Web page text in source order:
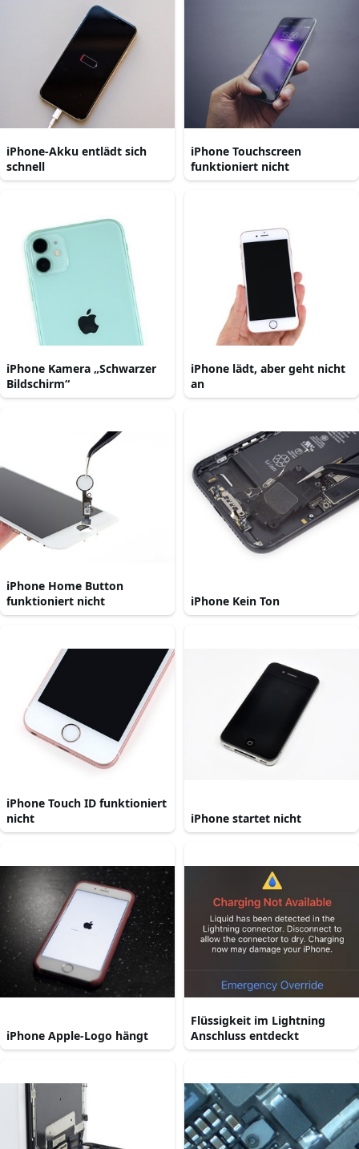
iPhone-Akku entlädt sich
schnell
iPhone Touchscreen
funktioniert nicht
iPhone Kamera „Schwarzer
Bildschirm“
iPhone lädt, aber geht nicht
an
iPhone Home Button
funktioniert nicht
iPhone Kein Ton
iPhone Touch ID funktioniert
nicht
iPhone startet nicht
iPhone Apple-Logo hängt
Flüssigkeit im Lightning
Anschluss entdeckt